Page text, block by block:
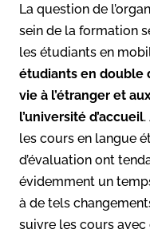
La question de
sein de la formation
les étudiants en
étudiants en double
vie à l’étranger et
l’université d’accueil
les cours en langue
d’évaluation ont
évidemment un
à de tels
suivre les cours